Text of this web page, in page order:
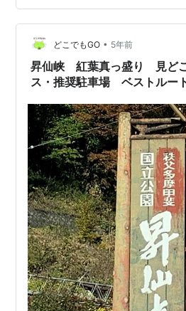
ぎると「政治的」、弱くなり過ぎ
ります。 陽の伝達本能は鳳閣（
って「直接的に」伝えるので、「
気質になりますが、それが強くな
どこでもGO • 5年前
昇仙峡 紅葉真っ盛り 見ど
ス・推奨駐車場 ベストル